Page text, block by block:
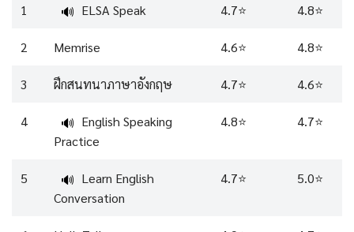
1
🔊 ELSA Speak 4.7⭐️ 4.8⭐️
2 Memrise 4.6⭐️ 4.8⭐️
3 ฝึกสนทนาภาษาอังกฤษ 4.7⭐️ 4.6⭐️
4 🔊 English Speaking
Practice
4.8⭐️ 4.7⭐️
5 🔊 Learn English
Conversation
4.7⭐️ 5.0⭐️